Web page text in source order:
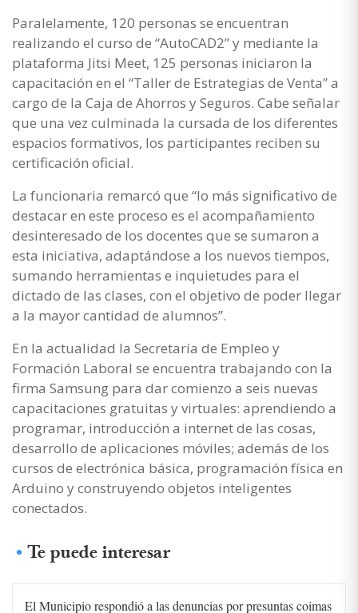
Paralelamente, 120 personas se encuentran
realizando el curso de “AutoCAD2” y mediante la
plataforma Jitsi Meet, 125 personas iniciaron la
capacitación en el “Taller de Estrategias de Venta” a
cargo de la Caja de Ahorros y Seguros. Cabe señalar
que una vez culminada la cursada de los diferentes
espacios formativos, los participantes reciben su
certificación oficial.
La funcionaria remarcó que “lo más significativo de
destacar en este proceso es el acompañamiento
desinteresado de los docentes que se sumaron a
esta iniciativa, adaptándose a los nuevos tiempos,
sumando herramientas e inquietudes para el
dictado de las clases, con el objetivo de poder llegar
a la mayor cantidad de alumnos”.
En la actualidad la Secretaría de Empleo y
Formación Laboral se encuentra trabajando con la
firma Samsung para dar comienzo a seis nuevas
capacitaciones gratuitas y virtuales: aprendiendo a
programar, introducción a internet de las cosas,
desarrollo de aplicaciones móviles; además de los
cursos de electrónica básica, programación física en
Arduino y construyendo objetos inteligentes
conectados.
Te puede interesar
El Municipio respondió a las denuncias por presuntas coimas